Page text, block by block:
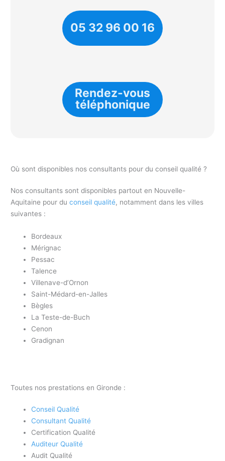
05 32 96 00 16
Rendez-vous
téléphonique
Où sont disponibles nos consultants pour du conseil qualité ?
Nos consultants sont disponibles partout en Nouvelle-
Aquitaine pour du conseil qualité, notamment dans les villes
suivantes :
Bordeaux
Mérignac
Pessac
Talence
Villenave-d’Ornon
Saint-Médard-en-Jalles
Bègles
La Teste-de-Buch
Cenon
Gradignan
Toutes nos prestations en Gironde :
Conseil Qualité
Consultant Qualité
Certification Qualité
Auditeur Qualité
Audit Qualité